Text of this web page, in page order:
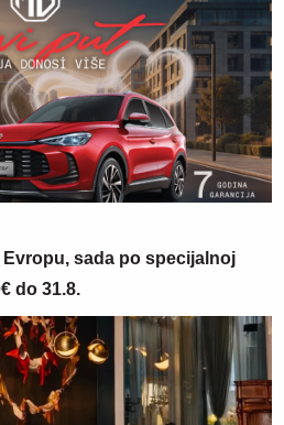
sada po specijalnoj
do 31.8.